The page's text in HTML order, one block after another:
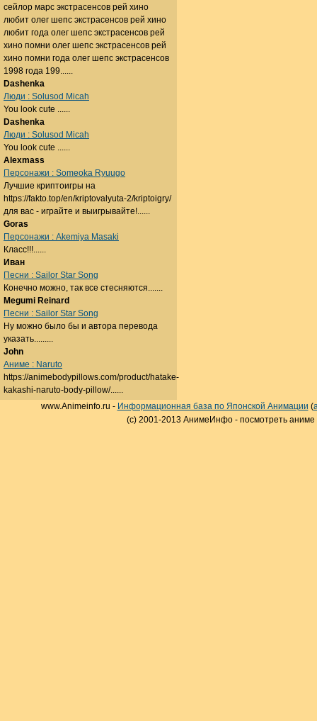
сейлор марс экстрасенсов рей хино
любит олег шепс экстрасенсов рей хино
любит года олег шепс экстрасенсов рей
хино помни олег шепс экстрасенсов рей
хино помни года олег шепс экстрасенсов
1998 года 199......
Dashenka
Люди : Solusod Micah
You look cute ......
Dashenka
Люди : Solusod Micah
You look cute ......
Alexmass
Персонажи : Someoka Ryuugo
Лучшие криптоигры на
https://fakto.top/en/kriptovalyuta-2/kriptoigry/
для вас - играйте и выигрывайте!......
Goras
Персонажи : Akemiya Masaki
Класс!!!......
Иван
Песни : Sailor Star Song
Конечно можно, так все стесняются.......
Megumi Reinard
Песни : Sailor Star Song
Ну можно было бы и автора перевода
указать.........
John
Аниме : Naruto
https://animebodypillows.com/product/hatake-
kakashi-naruto-body-pillow/......
www.Animeinfo.ru - Информационная база по Японской Анимации (
(c) 2001-2013 АнимеИнфо - посмотреть аниме